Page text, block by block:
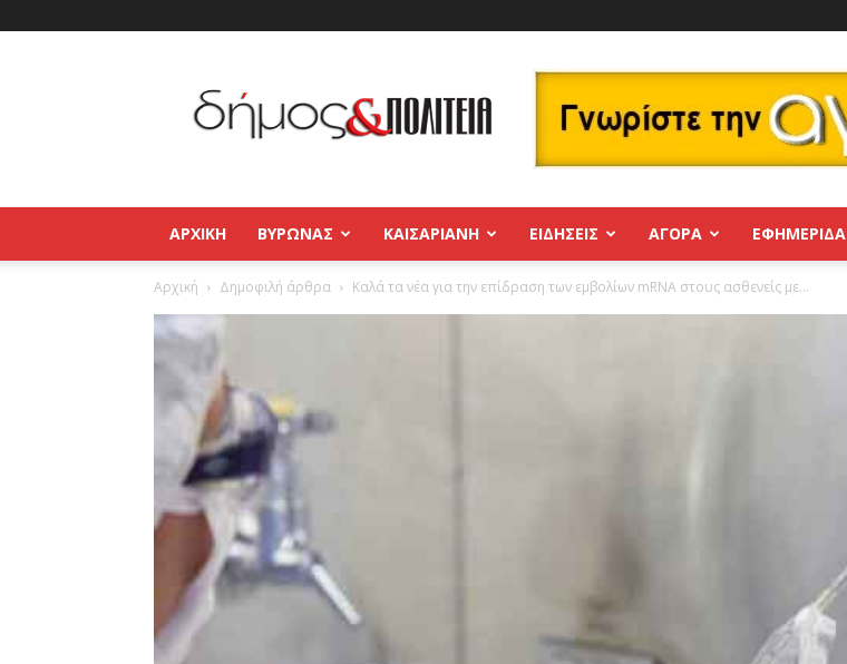
και
Πολιτεία
Βύρωνας
–
Παγκράτι
ΑΡΧΙΚΉ ΒΥΡΩΝΑΣ ΚΑΙΣΑΡΙΑΝΗ ΕΙΔΗΣΕΙΣ ΑΓΟΡΑ ΕΦΗΜΕΡΊΔΑ
Αρχική Δημοφιλή άρθρα Καλά τα νέα για την επίδραση των εμβολίων mRNA στους ασθενείς με...